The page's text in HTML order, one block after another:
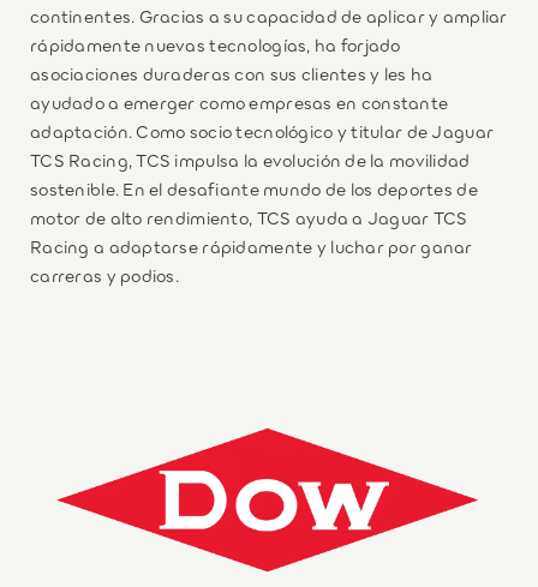
continentes. Gracias a su capacidad de aplicar y ampliar
rápidamente nuevas tecnologías, ha forjado
asociaciones duraderas con sus clientes y les ha
ayudado a emerger como empresas en constante
adaptación. Como socio tecnológico y titular de Jaguar
TCS Racing, TCS impulsa la evolución de la movilidad
sostenible. En el desafiante mundo de los deportes de
motor de alto rendimiento, TCS ayuda a Jaguar TCS
Racing a adaptarse rápidamente y luchar por ganar
carreras y podios.